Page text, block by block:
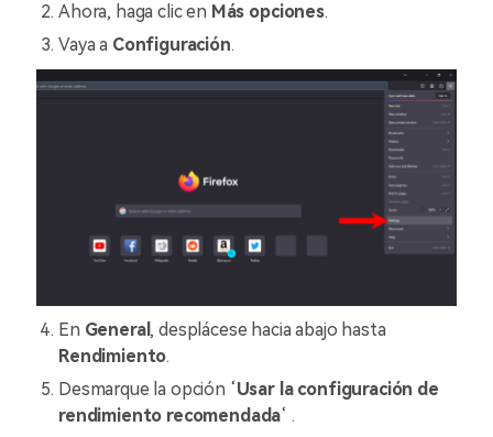
Ahora, haga clic en Más opciones.
Vaya a Configuración.
En General , desplácese hacia abajo hasta
Rendimiento.
Desmarque la opción ‘Usar la configuración de
rendimiento recomendada‘ .